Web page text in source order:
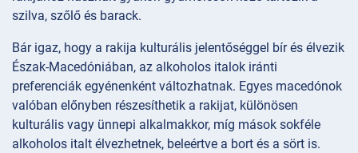
szilva, szőlő és barack.
Bár igaz, hogy a rakija kulturális jelentőséggel bír és élvezik
Észak-Macedóniában, az alkoholos italok iránti
preferenciák egyénenként változhatnak. Egyes macedónok
valóban előnyben részesíthetik a rakijat, különösen
kulturális vagy ünnepi alkalmakkor, míg mások sokféle
alkoholos italt élvezhetnek, beleértve a bort és a sört is.